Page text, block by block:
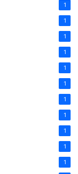
1
1
1
1
1
1
1
1
1
1
1